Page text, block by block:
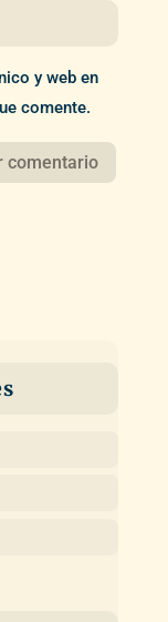
y web en
comente.